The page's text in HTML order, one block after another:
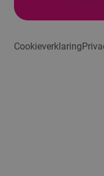
Cookieverklaring